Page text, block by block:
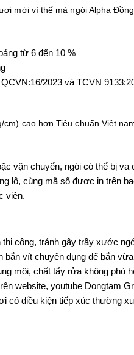
mới vì thế mà ngói Alpha
từ 6 đến 10 %
2023 và TCVN
cao hơn Tiêu chuẩn Việt
vận chuyển, ngói có thể bị
lô, cùng mã số được in trên
viên.
công, tránh gây trầy xước
bắn vít chuyên dụng để bắn
môi, chất tẩy rửa không phù
website, youtube Dongtam
có điều kiện tiếp xúc thường